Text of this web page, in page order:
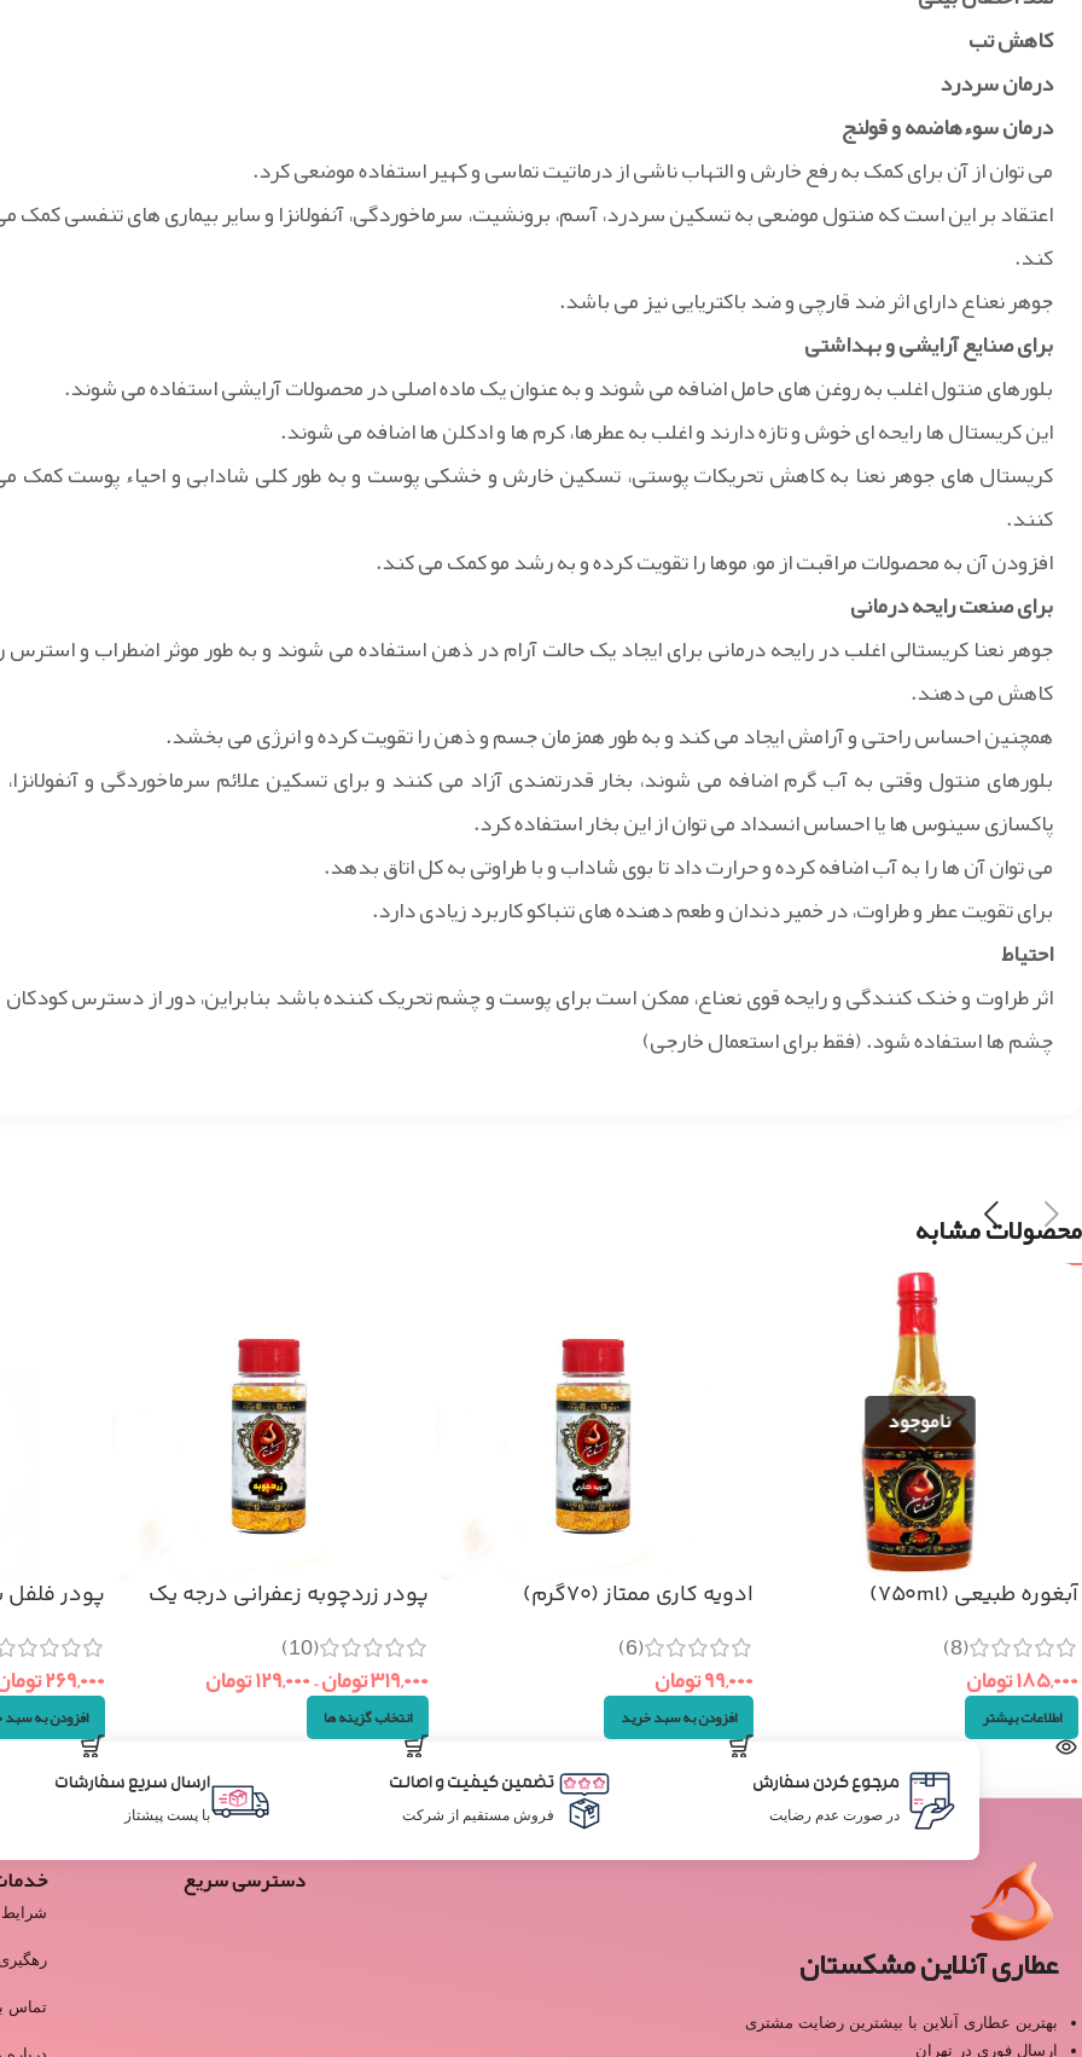
کاهش تب
درمان سردرد
درمان سوءهاضمه و قولنج
می توان از آن برای کمک به رفع خارش و التهاب ناشی از درماتیت تماسی و کهیر استفاده موضعی کرد.
اعتقاد بر این است که منتول موضعی به تسکین سردرد، آسم، برونشیت، سرماخوردگی، آنفولانزا و سایر بیماری های تنفسی کمک
کند.
جوهر نعناع دارای اثر ضد قارچی و ضد باکتریایی نیز می باشد.
برای صنایع آرایشی و بهداشتی
بلورهای منتول اغلب به روغن های حامل اضافه می شوند و به عنوان یک ماده اصلی در محصولات آرایشی استفاده می شوند.
این کریستال ها رایحه ای خوش و تازه دارند و اغلب به عطرها، کرم ها و ادکلن ها اضافه می شوند.
کریستال های جوهر نعنا به کاهش تحریکات پوستی، تسکین خارش و خشکی پوست و به طور کلی شادابی و احیاء پوست کمک
کنند.
افزودن آن به محصولات مراقبت از مو، موها را تقویت کرده و به رشد مو کمک می کند.
برای صنعت رایحه درمانی
جوهر نعنا کریستالی اغلب در رایحه درمانی برای ایجاد یک حالت آرام در ذهن استفاده می شوند و به طور موثر اضطراب و استرس
کاهش می دهند.
همچنین احساس راحتی و آرامش ایجاد می کند و به طور همزمان جسم و ذهن را تقویت کرده و انرژی می بخشد.
بلورهای منتول وقتی به آب گرم اضافه می شوند، بخار قدرتمندی آزاد می کنند و برای تسکین علائم سرماخوردگی و
پاکسازی سینوس ها یا احساس انسداد می توان از این بخار استفاده کرد.
می توان آن ها را به آب اضافه کرده و حرارت داد تا بوی شاداب و با طراوتی به کل اتاق بدهد.
برای تقویت عطر و طراوت، در خمیر دندان و طعم دهنده های تنباکو کاربرد زیادی دارد.
احتیاط
اثر طراوت و خنک کنندگی و رایحه قوی نعناع، ممکن است برای پوست و چشم تحریک کننده باشد بنابراین، دور از دسترس
چشم ها استفاده شود. (فقط برای استعمال خارجی)
محصولات مشابه
آبغوره طبیعی (۷۵۰ml)
(8)
۱۸۵,۰۰۰تومان
اطلاعات بیشتر
ادویه کاری ممتاز (۷۰گرم)
(6)
۹۹,۰۰۰تومان
افزودن به سبد خرید
پودر زردچوبه زعفرانی درجه یک
(10)
۳۱۹,۰۰۰تومان–۱۲۹,۰۰۰تومان
انتخاب گزینه ها
پودر فلفل
۲۶۹,۰۰۰
افزودن به
مرجوع کردن سفارش
در صورت عدم رضایت
تضمین کیفیت و اصالت
فروش مستقیم از شرکت
ارسال سریع سفارشات
با پست پیشتاز
عطاری آنلاین مشکستان
بهترین عطاری آنلاین با بیشترین رضایت مشتری
ارسال فوری در تهران
دسترسی سریع
تماس